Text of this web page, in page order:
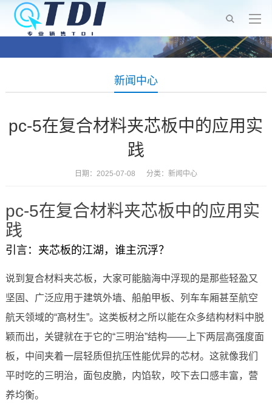
新闻中心
pc-5在复合材料夹芯板中的应用实
践
日期：2025-07-08 分类： 新闻中心
pc-5在复合材料夹芯板中的应用实
践
引言：夹芯板的江湖，谁主沉浮？
说到复合材料夹芯板，大家可能脑海中浮现的是那些轻盈又
坚固、广泛应用于建筑外墙、船舶甲板、列车车厢甚至航空
航天领域的“高材生”。这类板材之所以能在众多结构材料中脱
颖而出，关键就在于它的“三明治”结构——上下两层高强度面
板，中间夹着一层轻质但抗压性能优异的芯材。这就像我们
平时吃的三明治，面包皮脆，内馅软，咬下去口感丰富，营
养均衡。